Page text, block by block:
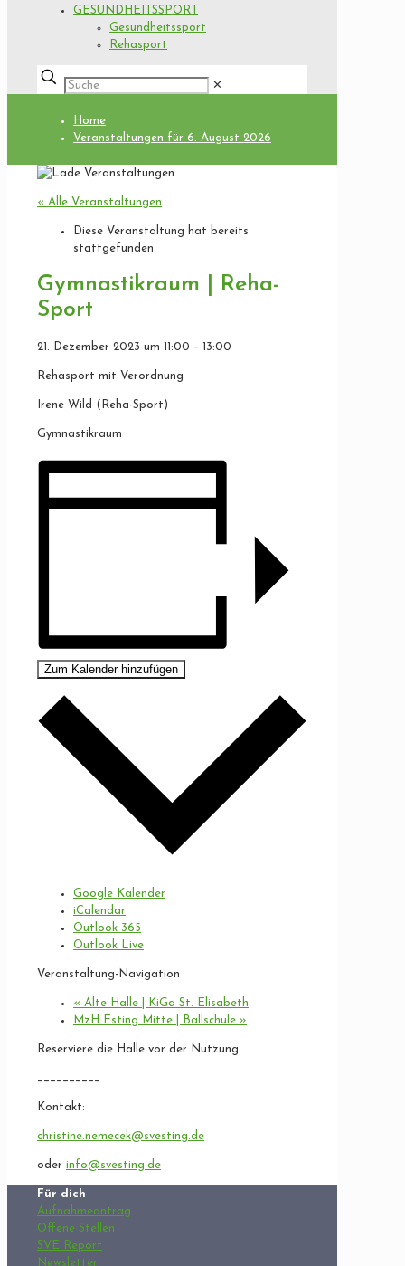
GESUNDHEITSSPORT
Gesundheitssport
Rehasport
✕
Home
Veranstaltungen für 6. August 2026
« Alle Veranstaltungen
Diese Veranstaltung hat bereits
stattgefunden.
Gymnastikraum | Reha-
Sport
21. Dezember 2023 um 11:00 – 13:00
Rehasport mit Verordnung
Irene Wild (Reha-Sport)
Gymnastikraum
Zum Kalender hinzufügen
Google Kalender
iCalendar
Outlook 365
Outlook Live
Veranstaltung-Navigation
« Alte Halle | KiGa St. Elisabeth
MzH Esting Mitte | Ballschule »
Reserviere die Halle vor der Nutzung.
__________
Kontakt:
christine.nemecek@svesting.de
oder info@svesting.de
Für dich
Aufnahmeantrag
Offene Stellen
SVE Report
Newsletter